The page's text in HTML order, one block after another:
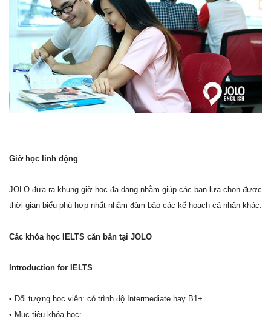
Giờ học linh động
JOLO đưa ra khung giờ học đa dạng nhằm giúp các bạn lựa chọn được
thời gian biểu phù hợp nhất nhằm đảm bảo các kế hoạch cá nhân khác.
Các khóa học IELTS căn bản tại JOLO
Introduction for IELTS
• Đối tượng học viên: có trình độ Intermediate hay B1+
• Mục tiêu khóa học: